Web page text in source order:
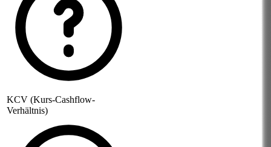
KCV (Kurs-Cashflow-
Verhältnis)